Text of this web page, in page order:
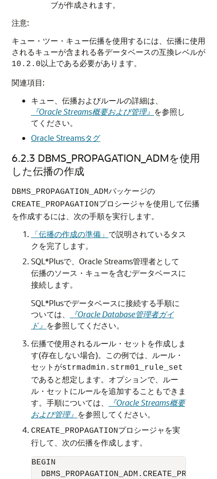
ブが作成されます。
注意:
キュー・ツー・キュー伝播を使用するには、伝播に使用
されるキューが含まれる各データベースの互換レベルが
10.2.0以上である必要があります。
関連項目:
キュー、伝播およびルールの詳細は、
『Oracle Streams概要および管理』 を参照し
てください。
Oracle Streamsタグ
6.2.3 DBMS_PROPAGATION_ADMを使用
した伝播の作成
DBMS_PROPAGATION_ADMパッケージの
CREATE_PROPAGATIONプロシージャを使用して伝播
を作成するには、次の手順を実行します。
「伝播の作成の準備」 で説明されているタス
クを完了します。
SQL*Plusで、Oracle Streams管理者として
伝播のソース・キューを含むデータベースに
接続します。
SQL*Plusでデータベースに接続する手順に
ついては、
『Oracle Database管理者ガイ
ド』 を参照してください。
伝播で使用されるルール・セットを作成しま
す(存在しない場合)。この例では、ルール・
セットがstrmadmin.strm01_rule_set
であると想定します。オプションで、ルー
ル・セットにルールを追加することもできま
す。手順については、
『Oracle Streams概要
および管理』 を参照してください。
CREATE_PROPAGATIONプロシージャを実
行して、次の伝播を作成します。
BEGIN